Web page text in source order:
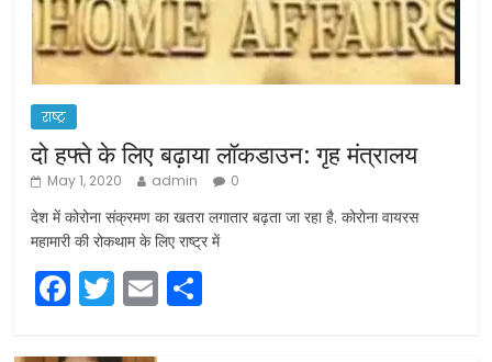
राष्ट्र
दो हफ्ते के लिए बढ़ाया लॉकडाउन: गृह मंत्रालय
May 1, 2020 admin 0
देश में कोरोना संक्रमण का खतरा लगातार बढ़ता जा रहा है. कोरोना वायरस
महामारी की रोकथाम के लिए राष्ट्र में
F
a
T
w
E
m